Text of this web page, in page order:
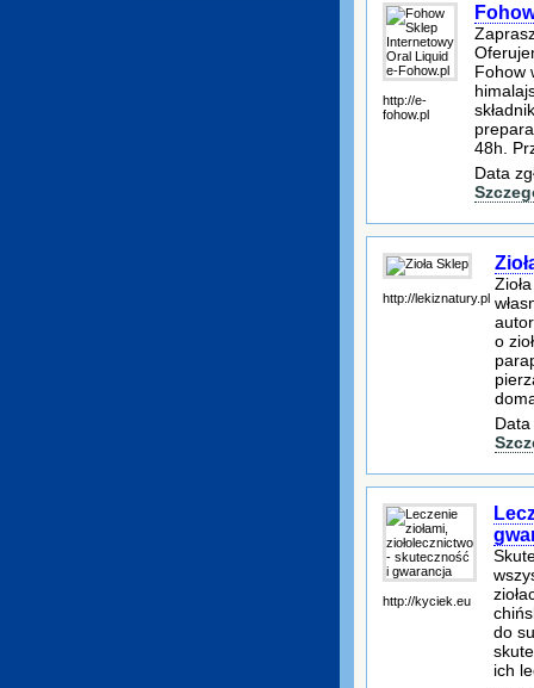
http://e-
fohow.pl
Fohow
48h.
Data
http://lekiznatury.pl
o
http://kyciek.eu
do
ich